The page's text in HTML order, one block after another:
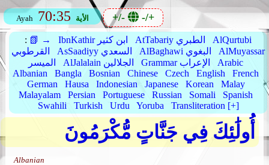
Ayah 70:35 الأية +/- -/+
: 📗 → IbnKathir ابن كثير AtTabariy الطبري
AlQurtubi
القرطوبي
AsSaadiyy السعدي AlBaghawi البغوي
AlMuyassar
الميسر
AlJalalain الجلالين Grammar الإعراب
Arabic
Albanian
Bangla Bosnian Chinese Czech English
French
German
Hausa Indonesian Japanese Korean
Malay
Malayalam
Persian Portuguese Russian Somali
Spanish
Swahili
Turkish Urdu Yoruba Transliteration [+]
أُولَٰئِكَ فِي جَنَّاتٍ مُّكْرَمُونَ
Albanian